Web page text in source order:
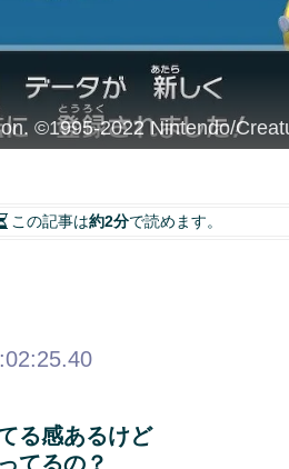
©1995-2022 Nintendo/
この記事は約2分で読めます。
る感あるけど
てるの？